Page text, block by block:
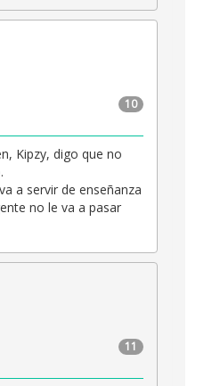
10
Kipzy, digo que no
a servir de enseñanza
no le va a pasar
11